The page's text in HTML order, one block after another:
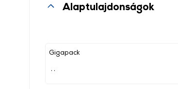
Alaptulajdonságok
Gigapack